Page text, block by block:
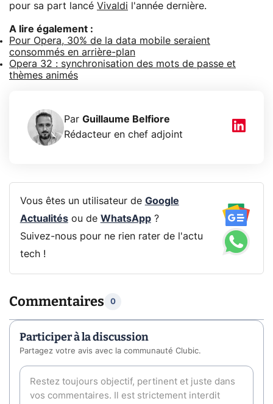
pour sa part lancé Vivaldi l'année dernière.
A lire également :
Pour Opera, 30% de la data mobile seraient
consommés en arrière-plan
Opera 32 : synchronisation des mots de passe et
thèmes animés
Par Guillaume Belfiore
Rédacteur en chef adjoint
Vous êtes un utilisateur de Google
Actualitésou de WhatsApp?
Suivez-nous pour ne rien rater de l'actu
tech !
Commentaires 0
Participer à la discussion
Partagez votre avis avec la communauté Clubic.